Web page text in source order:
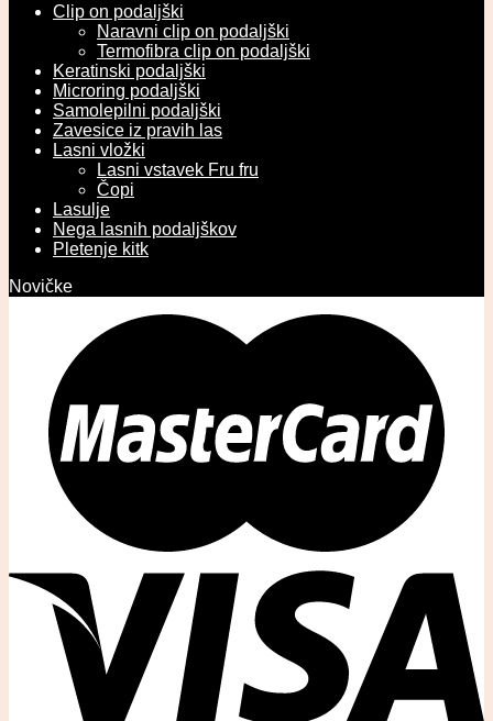
Clip on podaljški
Naravni clip on podaljški
Termofibra clip on podaljški
Keratinski podaljški
Microring podaljški
Samolepilni podaljški
Zavesice iz pravih las
Lasni vložki
Lasni vstavek Fru fru
Čopi
Lasulje
Nega lasnih podaljškov
Pletenje kitk
Novičke